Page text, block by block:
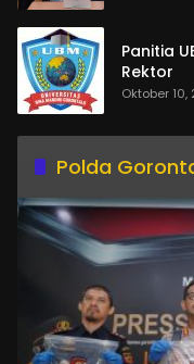
Panitia
Rektor
Oktober 10,
Polda